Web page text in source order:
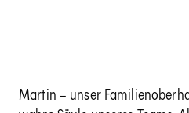
Martin – unser